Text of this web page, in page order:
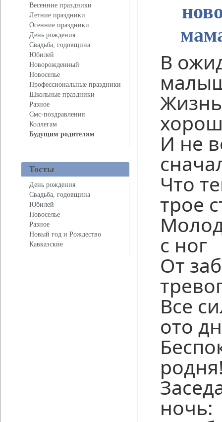
Весенние праздники
Летние праздники
Осенние праздники
День рождения
Свадьба, годовщина
Юбилей
Новорожденный
Новоселье
Профессиональные праздники
Школьные праздники
Разное
Смс-поздравления
Коллегам
Будущим родителям
Тосты
День рождения
Свадьба, годовщина
Юбилей
Новоселье
Разное
Новый год и Рождество
Кавказские
В
И не
Что
трое
с ног
От
Все
ото
ночь: